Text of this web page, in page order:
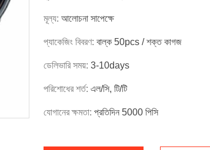
মূল্য: আলোচনা সাপেক্ষে
প্যাকেজিং বিবরণ: বাল্ক 50pcs / শক্ত কাগজ
ডেলিভারি সময়: 3-10days
পরিশোধের শর্ত: এল/সি, টি/টি
যোগানের ক্ষমতা: প্রতিদিন 5000 পিসি